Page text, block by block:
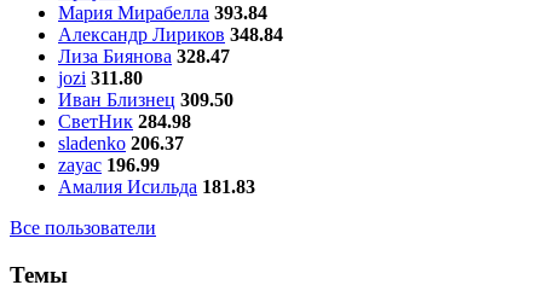
Мария Мирабелла 393.84
Александр Лириков 348.84
Лиза Биянова 328.47
jozi 311.80
Иван Близнец 309.50
СветНик 284.98
sladenko 206.37
zayac 196.99
Амалия Исильда 181.83
Все пользователи
Темы